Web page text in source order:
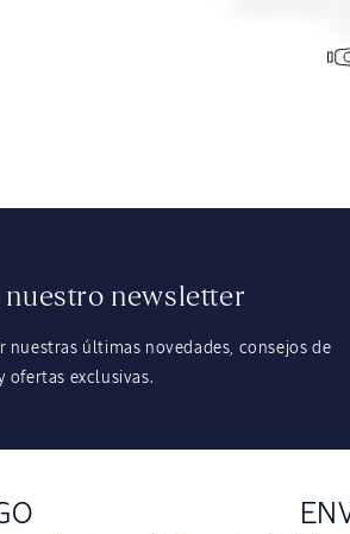
nuestras últimas novedades, consejos de
ofertas exclusivas.
nuestro newsletter